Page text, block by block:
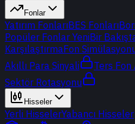
Fonlar
Yatırım FonlarıBES Fonları
Popüler Fonlar YeniBir
KarşılaştırmaFon
Akıllı Para Sinyali
Ters Fon
Sektör Rotasyonu
Hisseler
Yerli HisselerYabancı Hisseler